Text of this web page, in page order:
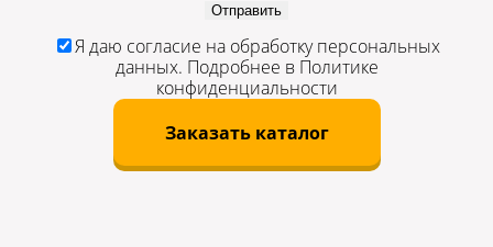
Отправить
Я даю согласие на обработку персональных
данных. Подробнее в Политике
конфиденциальности
Заказать каталог